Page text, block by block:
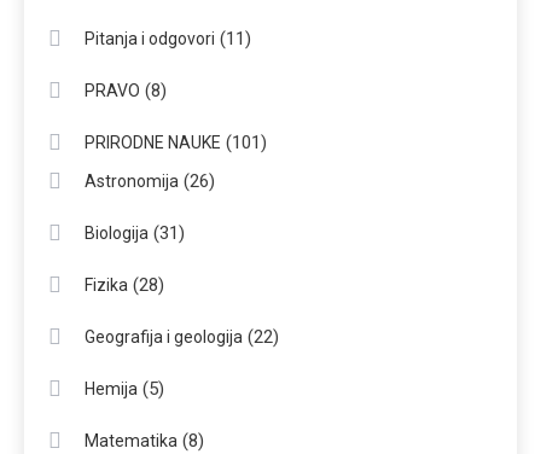
Pitanja i odgovori (11)
PRAVO (8)
PRIRODNE NAUKE (101)
Astronomija (26)
Biologija (31)
Fizika (28)
Geografija i geologija (22)
Hemija (5)
Matematika (8)